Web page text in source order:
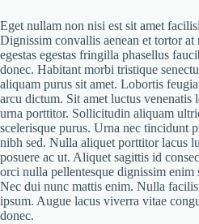
Eget nullam non nisi est sit amet
Dignissim convallis aenean et tortor at
egestas egestas fringilla phasellus
donec. Habitant morbi tristique
aliquam purus sit amet. Lobortis
arcu dictum. Sit amet luctus venenatis
urna porttitor. Sollicitudin aliquam
scelerisque purus. Urna nec tincidunt
nibh sed. Nulla aliquet porttitor lacus
posuere ac ut. Aliquet sagittis id
orci nulla pellentesque dignissim enim
Nec dui nunc mattis enim. Nulla
ipsum. Augue lacus viverra vitae
donec.